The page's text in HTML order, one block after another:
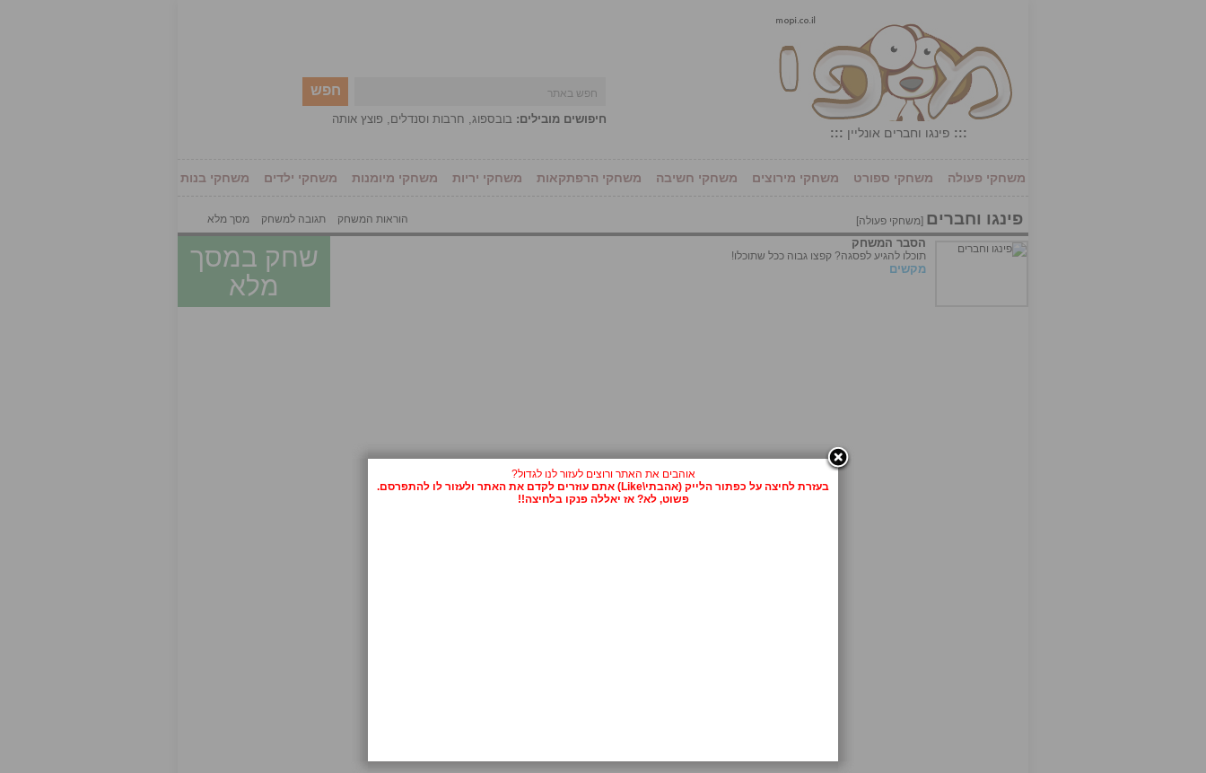
::: פינגו וחברים אונליין :::
חפש
חיפושים מובילים: בובספוג, חרבות וסנדלים, פוצץ אותה
משחקי פעולה משחקי ספורט משחקי מירוצים משחקי חשיבה משחקי הרפתקאות משחקי יריות משחקי מיומנות משחקי ילדים משחקי בנות
פינגו וחברים [משחקי פעולה] מסך מלא תגובה למשחק הוראות המשחק
הסבר המשחק
תוכלו להגיע לפסגה? קפצו גבוה ככל שתוכלו!
מקשים
שחק במסך
מלא
אוהבים את האתר ורוצים לעזור לנו לגדול?
בעזרת לחיצה על כפתור הלייק (אהבתי\Like) אתם עוזרים לקדם את האתר ולעזור לו להתפרסם.
פשוט, לא? אז יאללה פנקו בלחיצה!!